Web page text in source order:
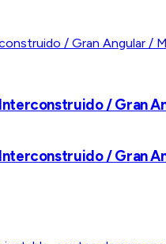
/
/